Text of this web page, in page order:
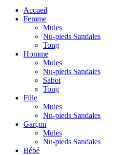
Accueil
Femme
Mules
Nu-pieds Sandales
Tong
Homme
Mules
Nu-pieds Sandales
Sabot
Tong
Fille
Mules
Nu-pieds Sandales
Garçon
Mules
Nu-pieds Sandales
Bébé